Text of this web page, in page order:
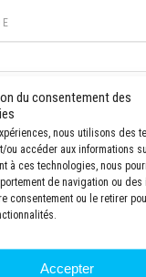
du consentement des
nous utilisons des
ou accéder aux informations
à ces technologies, nous
de navigation ou
consentement ou le retirer
Accepter